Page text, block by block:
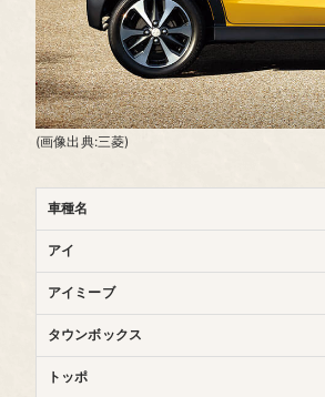
(画像出典:三菱)
車種名
アイ
アイミーブ
タウンボックス
トッポ